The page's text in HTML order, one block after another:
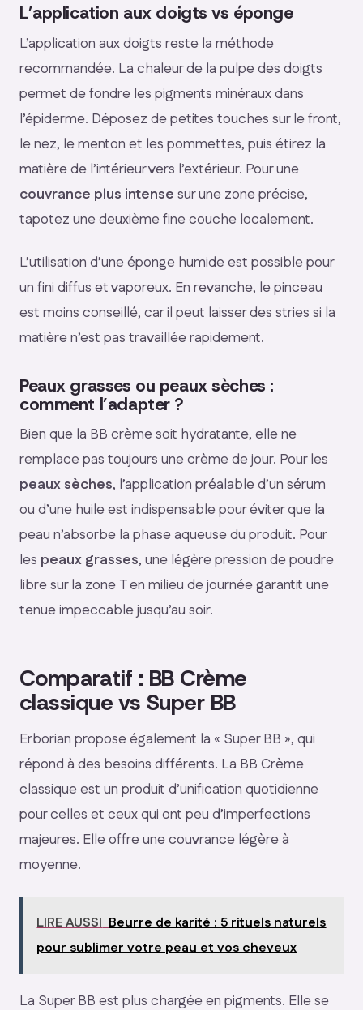
L’application aux doigts vs éponge
L’application aux doigts reste la méthode
recommandée. La chaleur de la pulpe des doigts
permet de fondre les pigments minéraux dans
l’épiderme. Déposez de petites touches sur le front,
le nez, le menton et les pommettes, puis étirez la
matière de l’intérieur vers l’extérieur. Pour une
couvrance plus intense sur une zone précise,
tapotez une deuxième fine couche localement.
L’utilisation d’une éponge humide est possible pour
un fini diffus et vaporeux. En revanche, le pinceau
est moins conseillé, car il peut laisser des stries si la
matière n’est pas travaillée rapidement.
Peaux grasses ou peaux sèches :
comment l’adapter ?
Bien que la BB crème soit hydratante, elle ne
remplace pas toujours une crème de jour. Pour les
peaux sèches, l’application préalable d’un sérum
ou d’une huile est indispensable pour éviter que la
peau n’absorbe la phase aqueuse du produit. Pour
les peaux grasses, une légère pression de poudre
libre sur la zone T en milieu de journée garantit une
tenue impeccable jusqu’au soir.
Comparatif : BB Crème
classique vs Super BB
Erborian propose également la « Super BB », qui
répond à des besoins différents. La BB Crème
classique est un produit d’unification quotidienne
pour celles et ceux qui ont peu d’imperfections
majeures. Elle offre une couvrance légère à
moyenne.
LIRE AUSSI Beurre de karité : 5 rituels naturels
pour sublimer votre peau et vos cheveux
La Super BB est plus chargée en pigments. Elle se